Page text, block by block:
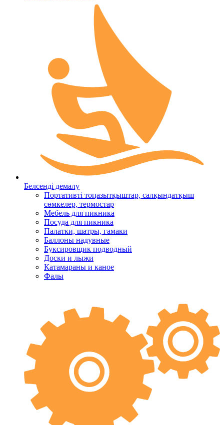
Белсенді демалу
Портативті тоңазытқыштар, салқындатқыш
сөмкелер, термостар
Мебель для пикника
Посуда для пикника
Палатки, шатры, гамаки
Баллоны надувные
Буксировщик подводный
Доски и лыжи
Катамараны и каное
Фалы